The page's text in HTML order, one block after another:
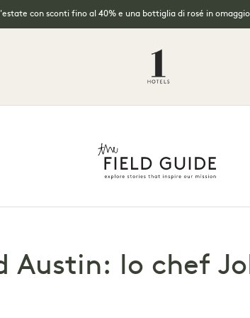
con sconti fino al 40% e una bottiglia di rosé in
Austin: lo chef